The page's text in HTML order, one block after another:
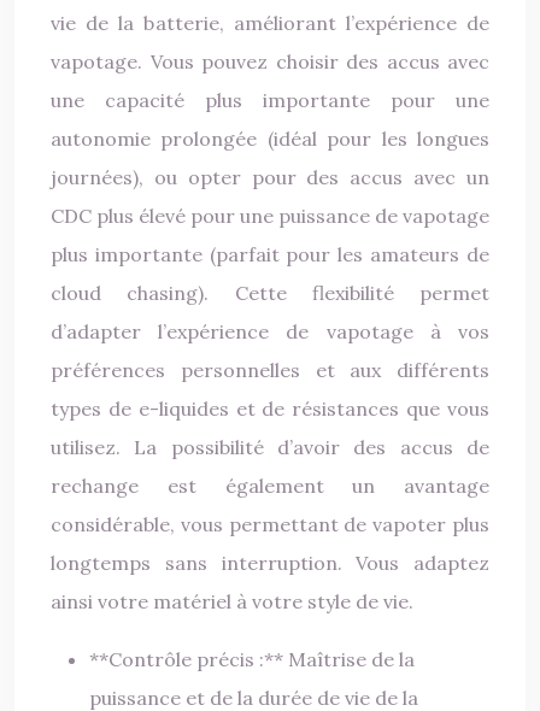
vie de la batterie, améliorant l’expérience de
vapotage. Vous pouvez choisir des accus avec
une capacité plus importante pour une
autonomie prolongée (idéal pour les longues
journées), ou opter pour des accus avec un
CDC plus élevé pour une puissance de vapotage
plus importante (parfait pour les amateurs de
cloud chasing). Cette flexibilité permet
d’adapter l’expérience de vapotage à vos
préférences personnelles et aux différents
types de e-liquides et de résistances que vous
utilisez. La possibilité d’avoir des accus de
rechange est également un avantage
considérable, vous permettant de vapoter plus
longtemps sans interruption. Vous adaptez
ainsi votre matériel à votre style de vie.
**Contrôle précis :** Maîtrise de la
puissance et de la durée de vie de la